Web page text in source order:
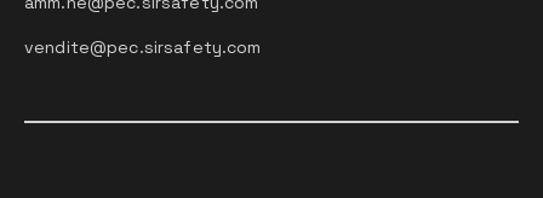
vendite@pec.sirsafety.com